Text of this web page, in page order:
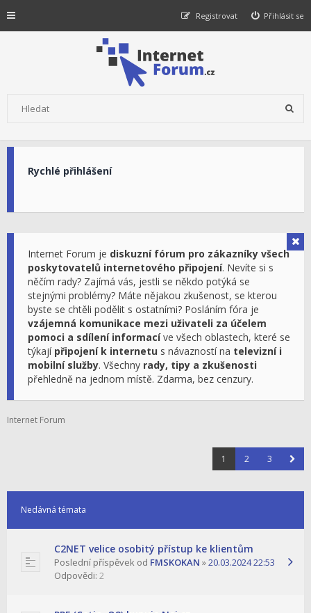
Přihlásit se
Registrovat
Rychlé přihlášení
Internet Forum je diskuzní fórum pro zákazníky všech
poskytovatelů internetového připojení. Nevíte si s
něčím rady? Zajímá vás, jestli se někdo potýká se
stejnými problémy? Máte nějakou zkušenost, se kterou
byste se chtěli podělit s ostatními? Posláním fóra je
vzájemná komunikace mezi uživateli za účelem
pomoci a sdílení informacíve všech oblastech, které se
týkají připojení k internetu s návazností na televizní i
mobilní služby. Všechny rady, tipy a zkušenosti
přehledně na jednom místě. Zdarma, bez cenzury.
Internet Forum
1 2 3
Nedávná témata
C2NET velice osobitý přístup ke klientům
Poslední příspěvek od FMSKOKAN »20.03.2024 22:53
Odpovědi: 2